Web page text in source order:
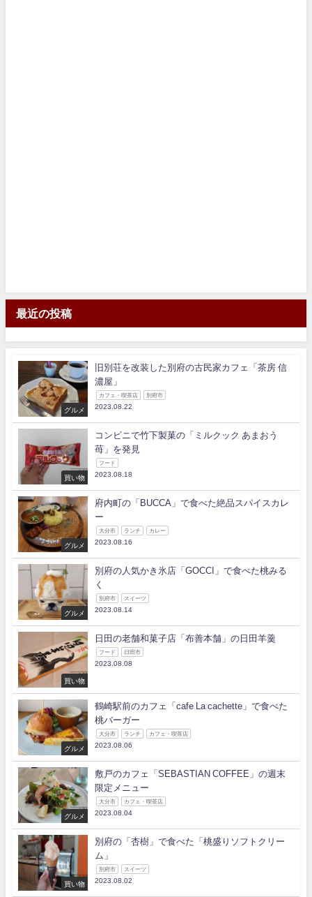
最近の投稿
グルメ
旧別荘を改装した別府の古民家カフェ「茶房 信
濃屋」
カフェ・喫茶店 別府市
2023.08.22
買い物
コンビニで竹下製菓の「ミルクック あまおう
苺」を発見
フード
2023.08.18
グルメ
府内町の「BUCCA」で食べた絶品スパイスカレ
ー
大分市 ランチ カレー
2023.08.16
グルメ
別府の人気かき氷店「GOCCI」で食べた桃みる
く
別府市 スイーツ
2023.08.14
買い物
日田の老舗和菓子店「布善本舗」の日田羊羹
フード 日田市
2023.08.08
グルメ
鶴崎駅前のカフェ「cafe La cachette」で食べた
桃バーガー
大分市 ランチ カフェ・喫茶店
2023.08.06
グルメ
敷戸のカフェ「SEBASTIAN COFFEE」の週末
限定メニュー
大分市 カフェ・喫茶店
2023.08.04
買い物
別府の「杏樹」で食べた「桃盛りソフトクリー
ム」
別府市 スイーツ
2023.08.02